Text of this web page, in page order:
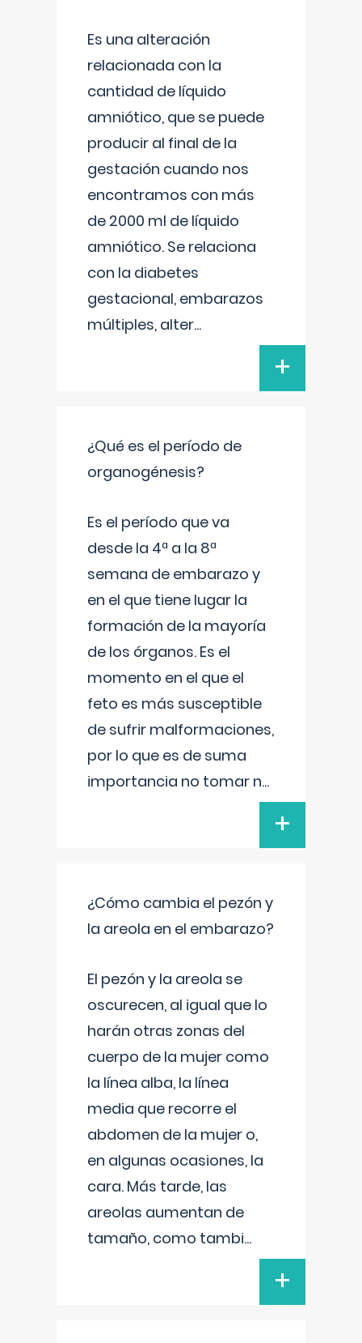
Es una alteración
relacionada con la
cantidad de líquido
amniótico, que se puede
producir al final de la
gestación cuando nos
encontramos con más
de 2000 ml de líquido
amniótico. Se relaciona
con la diabetes
gestacional, embarazos
múltiples, alter...
+
¿Qué es el período de
organogénesis?
Es el período que va
desde la 4ª a la 8ª
semana de embarazo y
en el que tiene lugar la
formación de la mayoría
de los órganos. Es el
momento en el que el
feto es más susceptible
de sufrir malformaciones,
por lo que es de suma
importancia no tomar n...
+
¿Cómo cambia el pezón y
la areola en el embarazo?
El pezón y la areola se
oscurecen, al igual que lo
harán otras zonas del
cuerpo de la mujer como
la línea alba, la línea
media que recorre el
abdomen de la mujer o,
en algunas ocasiones, la
cara. Más tarde, las
areolas aumentan de
tamaño, como tambi...
+